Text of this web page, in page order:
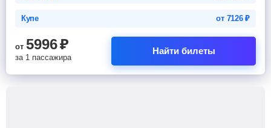
Купе от 7126₽
от 5996₽
за 1 пассажира
Найти билеты